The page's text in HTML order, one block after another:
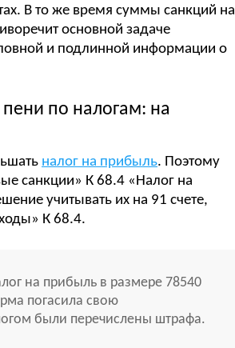
В то же время суммы санкций на
основной задаче
и подлинной информации о
по налогам: на
налог на прибыль. Поэтому
санкции» К 68.4 «Налог на
учитывать их на 91 счете,
К 68.4.
на прибыль в размере 78540
погасила свою
были перечислены штрафа.